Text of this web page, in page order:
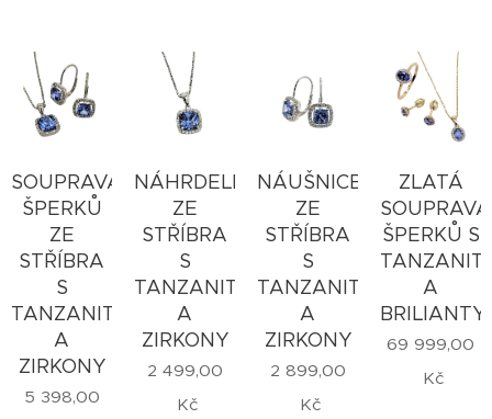
SOUPRAVA
ŠPERKŮ
ZE
STŘÍBRA
S
TANZANITEM
A
ZIRKONY
5 398,00
NÁHRDELNÍK
ZE
STŘÍBRA
S
TANZANITEM
A
ZIRKONY
2 499,00
Kč
NÁUŠNICE
ZE
STŘÍBRA
S
TANZANITEM
A
ZIRKONY
2 899,00
Kč
ZLATÁ
SOUPRAVA
ŠPERKŮ S
A
BRILIANTY
69 999,00
Kč